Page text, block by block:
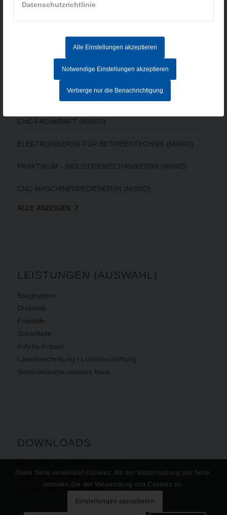
Datenschutzrichtlinie
Alle Einstellungen akzeptieren
Notwendige Einstellungen akzeptieren
Verberge nur die Benachrichtigung
Datenschutz
AKTUELLE STELLENANGEBOTE
MITARBEITER IM AUFTRAGSZENTRUM (M/W/D) - Vollzeit
CNC-FACHKRAFT (M/W/D)
ELEKTRONIKER/IN FÜR BETRIEBSTECHNIK (M/W/D)
PRAKTIKUM - INDUSTRIEMECHANIKER/IN (M/W/D)
CNC-MASCHINENBEDIENER/IN (M/W/D)
ALLE ANZEIGEN
LEISTUNGEN (AUSWAHL)
Baugruppen
Drehteile
Frästeile
Schleifteile
5-Achs-Fräsen
Laserbeschriftung / Lohnbeschriftung
Seminarräume weisses haus
DOWNLOADS
Zertifikate & Urkunden
Prospekte & Produktblätter
Diese Seite verwendet Cookies. Mit der Weiternutzung der Seite,
stimmen Sie der Verwendung von Cookies zu.
Einstellungen akzeptieren